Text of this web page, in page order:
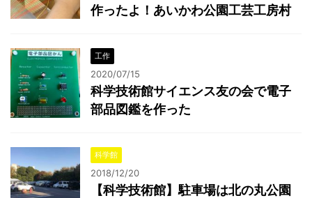
作ったよ！あいかわ公園工芸工房村
工作
2020/07/15
科学技術館サイエンス友の会で電子
部品図鑑を作った
科学館
2018/12/20
【科学技術館】駐車場は北の丸公園